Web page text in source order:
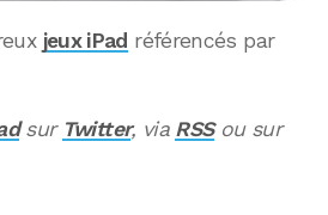
jeux iPad référencés par
sur Twitter, via RSSou sur